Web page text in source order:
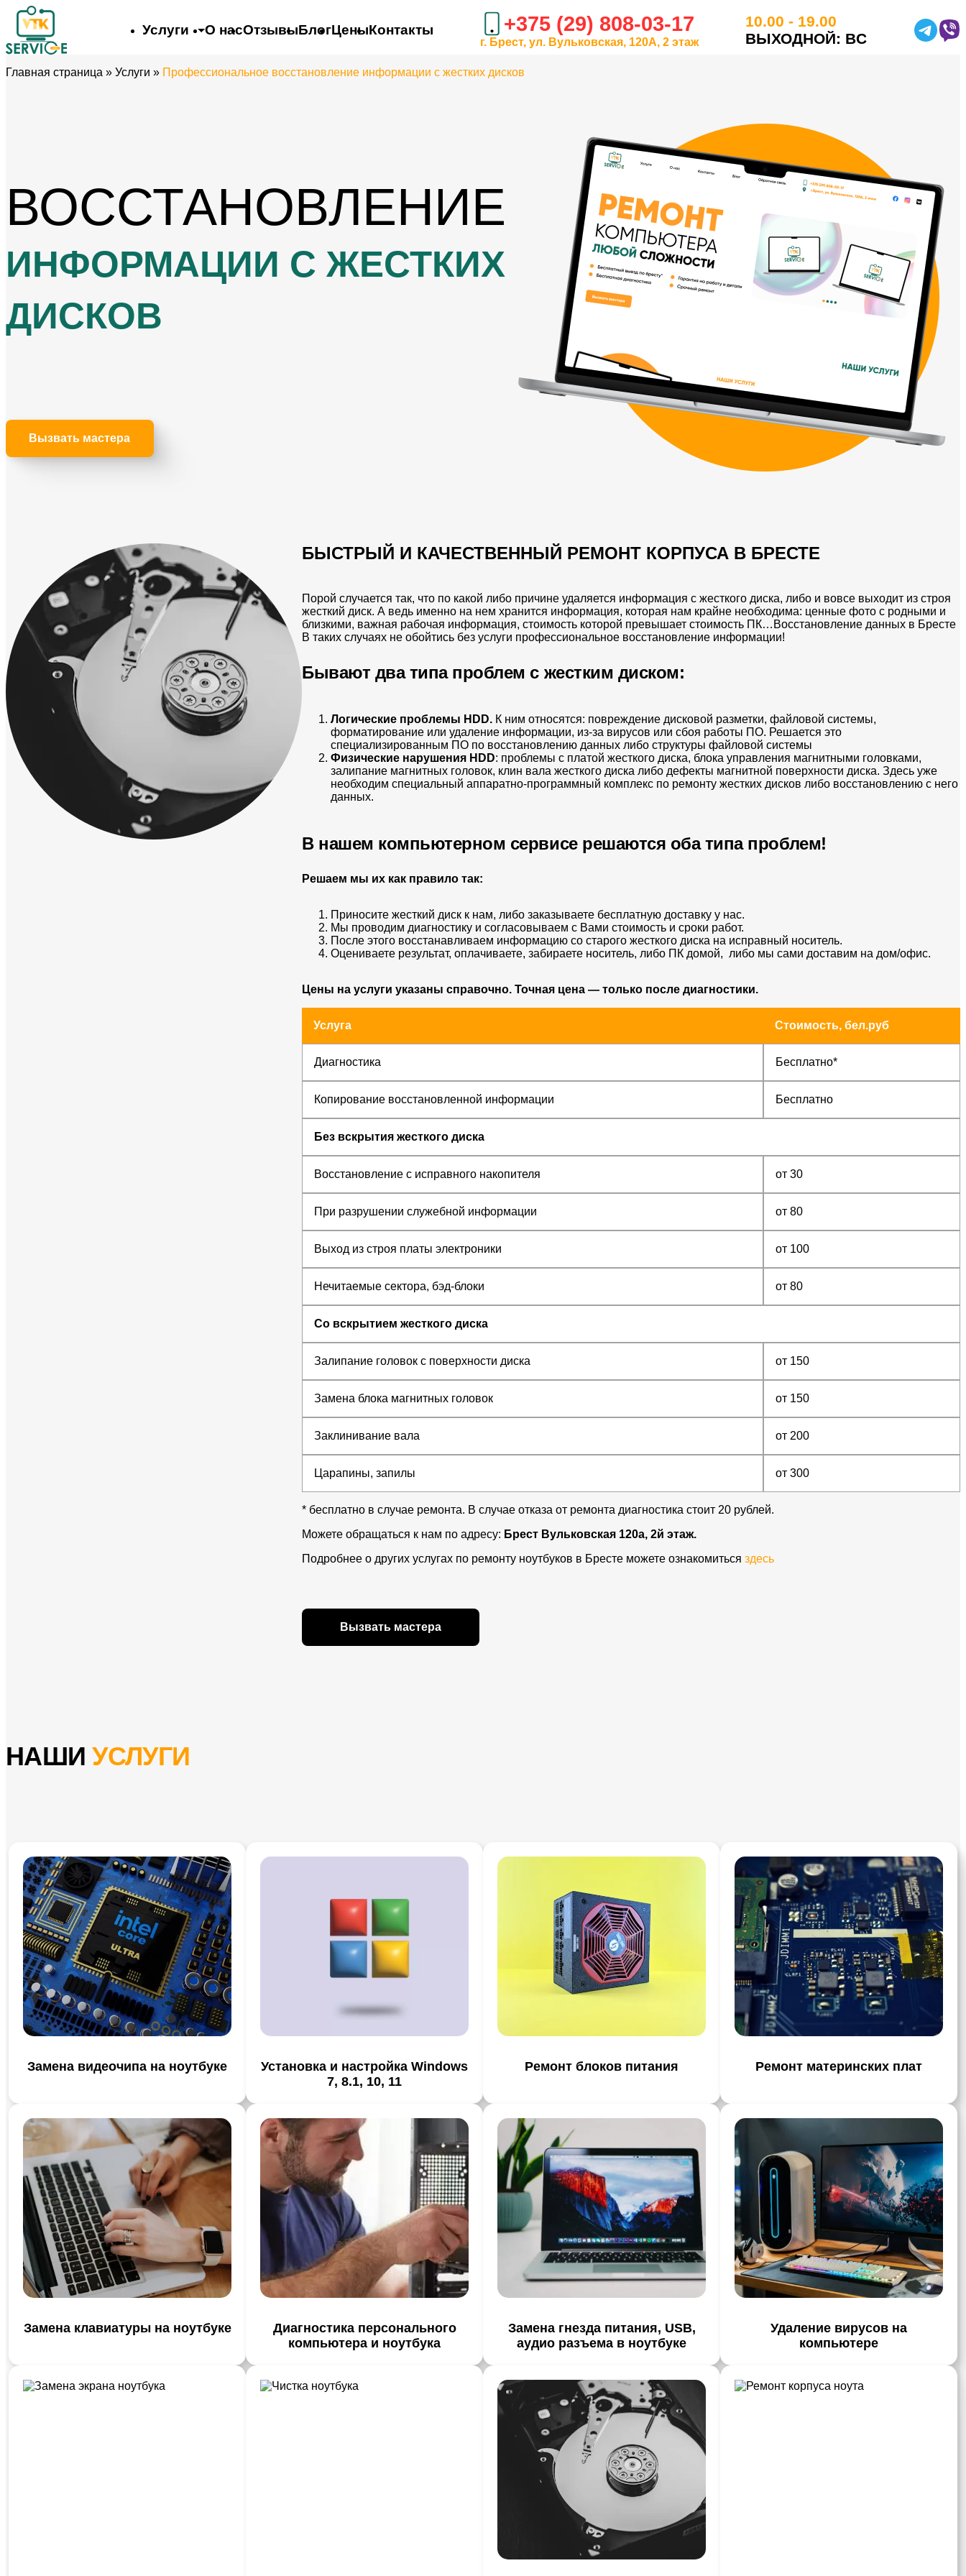
Услуги О насОтзывыБлогЦеныКонтакты +375 (29) 808-03-17
г. Брест, ул. Вульковская, 120А, 2 этаж
10.00 - 19.00
ВЫХОДНОЙ: ВC
Главная страница » Услуги » Профессиональное восстановление информации с жестких дисков
ВОССТАНОВЛЕНИЕ
ИНФОРМАЦИИ С ЖЕСТКИХ
ДИСКОВ
Вызвать мастера
БЫСТРЫЙ И КАЧЕСТВЕННЫЙ РЕМОНТ КОРПУСА В БРЕСТЕ
Порой случается так, что по какой либо причине удаляется информация с жесткого диска, либо и вовсе выходит из строя
жесткий диск. А ведь именно на нем хранится информация, которая нам крайне необходима: ценные фото с родными и
близкими, важная рабочая информация, стоимость которой превышает стоимость ПК…Восстановление данных в Бресте
В таких случаях не обойтись без услуги профессиональное восстановление информации!
Бывают два типа проблем с жестким диском:
Логические проблемы HDD. К ним относятся: повреждение дисковой разметки, файловой системы,
форматирование или удаление информации, из-за вирусов или сбоя работы ПО. Решается это
специализированным ПО по восстановлению данных либо структуры файловой системы
Физические нарушения HDD: проблемы с платой жесткого диска, блока управления магнитными головками,
залипание магнитных головок, клин вала жесткого диска либо дефекты магнитной поверхности диска. Здесь уже
необходим специальный аппаратно-программный комплекс по ремонту жестких дисков либо восстановлению с него
данных.
В нашем компьютерном сервисе решаются оба типа проблем!
Решаем мы их как правило так:
Приносите жесткий диск к нам, либо заказываете бесплатную доставку у нас.
Мы проводим диагностику и согласовываем с Вами стоимость и сроки работ.
После этого восстанавливаем информацию со старого жесткого диска на исправный носитель.
Оцениваете результат, оплачиваете, забираете носитель, либо ПК домой, либо мы сами доставим на дом/офис.
Цены на услуги указаны справочно. Точная цена — только после диагностики.
Услуга Стоимость, бел.руб
Диагностика Бесплатно*
Копирование восстановленной информации Бесплатно
Без вскрытия жесткого диска
Восстановление с исправного накопителя от 30
При разрушении служебной информации от 80
Выход из строя платы электроники от 100
Нечитаемые сектора, бэд-блоки от 80
Со вскрытием жесткого диска
Залипание головок с поверхности диска от 150
Замена блока магнитных головок от 150
Заклинивание вала от 200
Царапины, запилы от 300
* бесплатно в случае ремонта. В случае отказа от ремонта диагностика стоит 20 рублей.
Можете обращаться к нам по адресу: Брест Вульковская 120а, 2й этаж.
Подробнее о других услугах по ремонту ноутбуков в Бресте можете ознакомиться здесь
Вызвать мастера
НАШИУСЛУГИ
Замена видеочипа на ноутбуке
Установка и настройка Windows
7, 8.1, 10, 11
Ремонт блоков питания Ремонт материнских плат
Замена клавиатуры на ноутбуке
Диагностика персонального
компьютера и ноутбука
Замена гнезда питания, USB,
аудио разъема в ноутбуке
Удаление вирусов на
компьютере